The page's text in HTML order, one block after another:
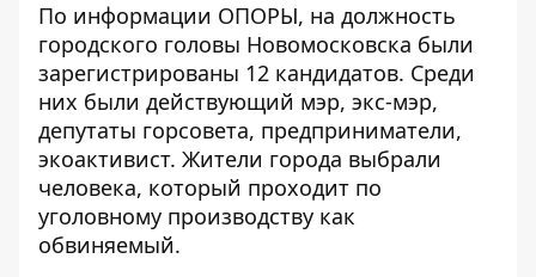
По информации ОПОРЫ, на должность
городского головы Новомосковска были
зарегистрированы 12 кандидатов. Среди
них были действующий мэр, экс-мэр,
депутаты горсовета, предприниматели,
экоактивист. Жители города выбрали
человека, который проходит по
уголовному производству как
обвиняемый.